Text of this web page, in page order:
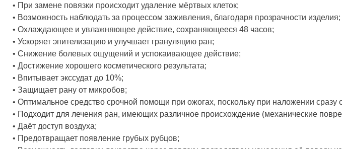
• При замене повязки происходит удаление мёртвых клеток;
• Возможность наблюдать за процессом заживления, благодаря прозрачности изделия;
• Охлаждающее и увлажняющее действие, сохраняющееся 48 часов;
• Ускоряет эпителизацию и улучшает грануляцию ран;
• Снижение болевых ощущений и успокаивающее действие;
• Достижение хорошего косметического результата;
• Впитывает экссудат до 10%;
• Защищает рану от микробов;
• Оптимальное средство срочной помощи при ожогах, поскольку при наложении сразу
• Подходит для лечения ран, имеющих различное происхождение (механические
• Даёт доступ воздуха;
• Предотвращает появление грубых рубцов;